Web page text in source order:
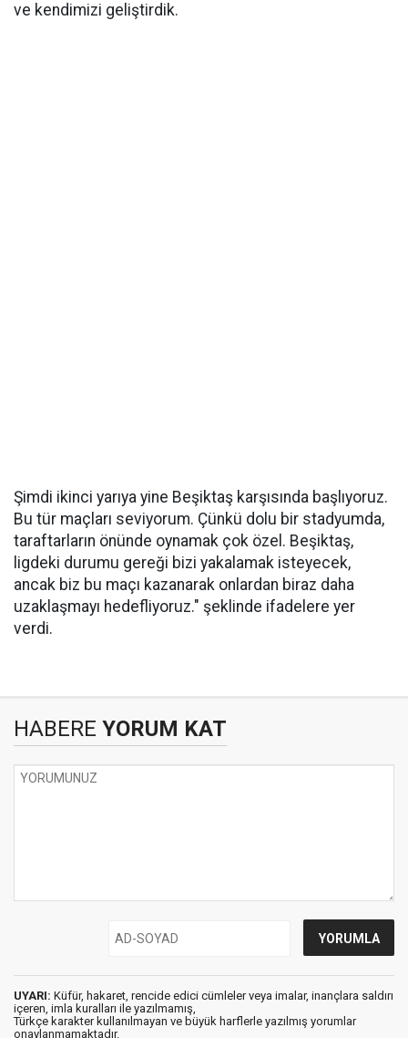
ve kendimizi geliştirdik.
Şimdi ikinci yarıya yine Beşiktaş karşısında başlıyoruz.
Bu tür maçları seviyorum. Çünkü dolu bir stadyumda,
taraftarların önünde oynamak çok özel. Beşiktaş,
ligdeki durumu gereği bizi yakalamak isteyecek,
ancak biz bu maçı kazanarak onlardan biraz daha
uzaklaşmayı hedefliyoruz." şeklinde ifadelere yer
verdi.
HABERE YORUM KAT
UYARI: Küfür, hakaret, rencide edici cümleler veya imalar, inançlara saldırı
içeren, imla kuralları ile yazılmamış,
Türkçe karakter kullanılmayan ve büyük harflerle yazılmış yorumlar
onaylanmamaktadır.